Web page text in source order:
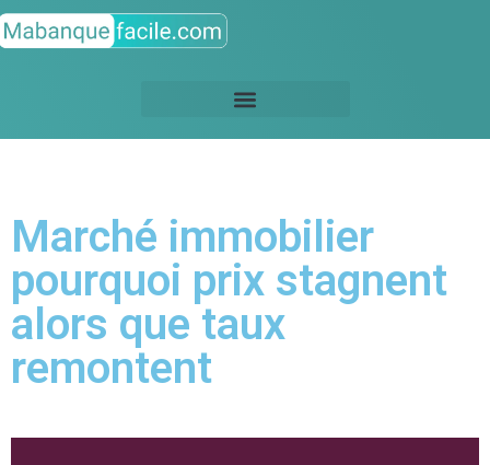
Marché immobilier
pourquoi prix stagnent
alors que taux
remontent